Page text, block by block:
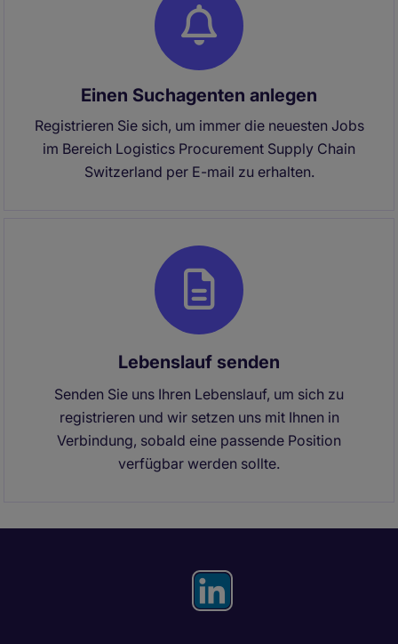
Einen Suchagenten anlegen
Registrieren Sie sich, um immer die neuesten Jobs
im Bereich Logistics Procurement Supply Chain
Switzerland per E-mail zu erhalten.
Lebenslauf senden
Senden Sie uns Ihren Lebenslauf, um sich zu
registrieren und wir setzen uns mit Ihnen in
Verbindung, sobald eine passende Position
verfügbar werden sollte.